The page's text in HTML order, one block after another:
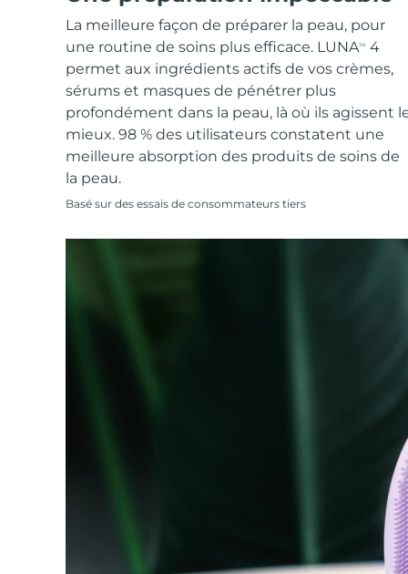
La meilleure façon de préparer la peau, pour
une routine de soins plus efficace. LUNATM
4
permet aux ingrédients actifs de vos crèmes,
sérums et masques de pénétrer plus
profondément dans la peau, là où ils agissent
mieux. 98 % des utilisateurs constatent une
meilleure absorption des produits de soins de
la peau.
Basé sur des essais de consommateurs tiers
All acne treatment devices
All revitalizing eye massagers
Soins de la peau KIWI™
Advanced pore care essentials
For healthy hair
issa™ Teeth Whitening Gel
18% PAP
Cosmétiques Hommes
Acheter tout